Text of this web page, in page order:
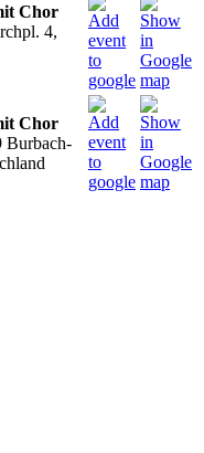
Chor
4,
Chor
Burbach-